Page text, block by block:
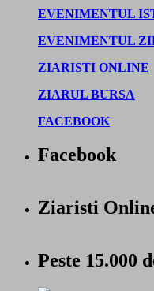
EVENIMENTUL
EVENIMENTUL
ZIARISTI ONLINE
ZIARUL BURSA
FACEBOOK
Facebook
Ziaristi
Peste 15.000